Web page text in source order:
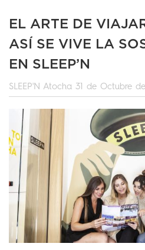
EL ARTE DE
ASÍ SE VIVE LA
EN SLEEP’N
SLEEP'N Atocha 31 de Octubre